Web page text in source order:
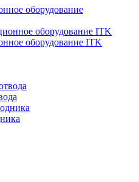
оборудование
оборудование ITK